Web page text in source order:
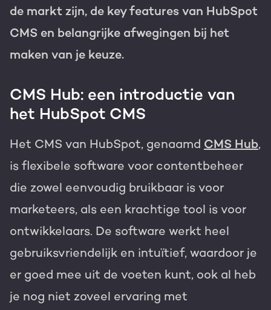
Membership portals
Growth-driven design
Nederlands Zoek
de markt zijn, de key features van HubSpot
CMS en belangrijke afwegingen bij het
maken van je keuze.
CMS Hub: een introductie van
het HubSpot CMS
Het CMS van HubSpot, genaamd CMS Hub,
is flexibele software voor contentbeheer
die zowel eenvoudig bruikbaar is voor
marketeers, als een krachtige tool is voor
ontwikkelaars. De software werkt heel
gebruiksvriendelijk en intuïtief, waardoor je
er goed mee uit de voeten kunt, ook al heb
je nog niet zoveel ervaring met